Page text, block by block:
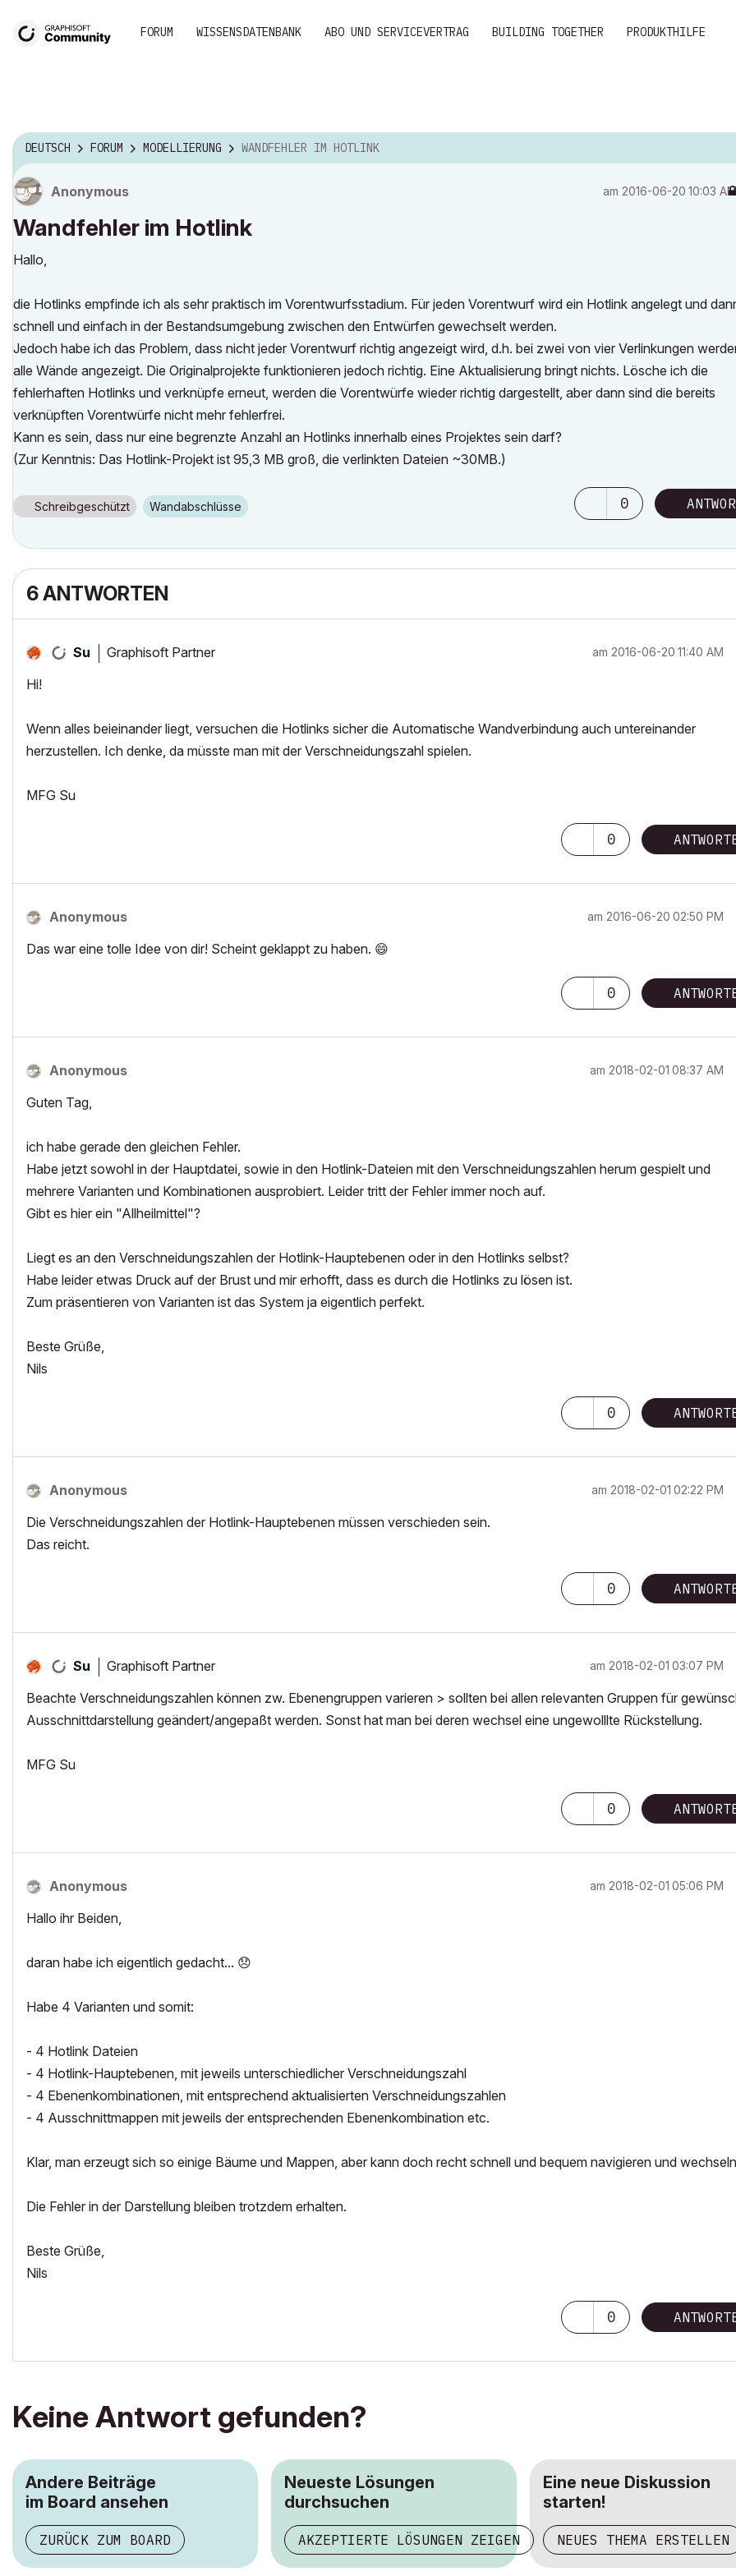
FORUM WISSENSDATENBANK ABO UND SERVICEVERTRAG BUILDING TOGETHER PRODUKTHILFE
DEUTSCH FORUM MODELLIERUNG WANDFEHLER IM HOTLINK
Anonymous am ‎2016-06-20 10:03 AM
Wandfehler im Hotlink
Hallo,
die Hotlinks empfinde ich als sehr praktisch im Vorentwurfsstadium. Für jeden Vorentwurf wird ein Hotlink angelegt und
schnell und einfach in der Bestandsumgebung zwischen den Entwürfen gewechselt werden.
Jedoch habe ich das Problem, dass nicht jeder Vorentwurf richtig angezeigt wird, d.h. bei zwei von vier Verlinkungen
alle Wände angezeigt. Die Originalprojekte funktionieren jedoch richtig. Eine Aktualisierung bringt nichts. Lösche ich die
fehlerhaften Hotlinks und verknüpfe erneut, werden die Vorentwürfe wieder richtig dargestellt, aber dann sind die bereits
verknüpften Vorentwürfe nicht mehr fehlerfrei.
Kann es sein, dass nur eine begrenzte Anzahl an Hotlinks innerhalb eines Projektes sein darf?
(Zur Kenntnis: Das Hotlink-Projekt ist 95,3 MB groß, die verlinkten Dateien ~30MB.)
Schreibgeschützt Wandabschlüsse 0
6 ANTWORTEN
Su Graphisoft Partner am ‎2016-06-20 11:40 AM
Hi!
Wenn alles beieinander liegt, versuchen die Hotlinks sicher die Automatische Wandverbindung auch untereinander
herzustellen. Ich denke, da müsste man mit der Verschneidungszahl spielen.
MFG Su
0
Anonymous am ‎2016-06-20 02:50 PM
Das war eine tolle Idee von dir! Scheint geklappt zu haben. 😄
0
Anonymous am ‎2018-02-01 08:37 AM
Guten Tag,
ich habe gerade den gleichen Fehler.
Habe jetzt sowohl in der Hauptdatei, sowie in den Hotlink-Dateien mit den Verschneidungszahlen herum gespielt und
mehrere Varianten und Kombinationen ausprobiert. Leider tritt der Fehler immer noch auf.
Gibt es hier ein "Allheilmittel"?
Liegt es an den Verschneidungszahlen der Hotlink-Hauptebenen oder in den Hotlinks selbst?
Habe leider etwas Druck auf der Brust und mir erhofft, dass es durch die Hotlinks zu lösen ist.
Zum präsentieren von Varianten ist das System ja eigentlich perfekt.
Beste Grüße,
Nils
0
Anonymous am ‎2018-02-01 02:22 PM
Die Verschneidungszahlen der Hotlink-Hauptebenen müssen verschieden sein.
Das reicht.
0
Su Graphisoft Partner am ‎2018-02-01 03:07 PM
Beachte Verschneidungszahlen können zw. Ebenengruppen varieren > sollten bei allen relevanten Gruppen für
Ausschnittdarstellung geändert/angepaßt werden. Sonst hat man bei deren wechsel eine ungewolllte Rückstellung.
MFG Su
0
Anonymous am ‎2018-02-01 05:06 PM
Hallo ihr Beiden,
daran habe ich eigentlich gedacht... 😞
Habe 4 Varianten und somit:
- 4 Hotlink Dateien
- 4 Hotlink-Hauptebenen, mit jeweils unterschiedlicher Verschneidungszahl
- 4 Ebenenkombinationen, mit entsprechend aktualisierten Verschneidungszahlen
- 4 Ausschnittmappen mit jeweils der entsprechenden Ebenenkombination etc.
Klar, man erzeugt sich so einige Bäume und Mappen, aber kann doch recht schnell und bequem navigieren und
Die Fehler in der Darstellung bleiben trotzdem erhalten.
Beste Grüße,
Nils
0
Keine Antwort gefunden?
Andere Beiträge
im Board ansehen
ZURÜCK ZUM BOARD
Neueste Lösungen
durchsuchen
AKZEPTIERTE LÖSUNGEN ZEIGEN
Eine neue Diskussion
starten!
NEUES THEMA ERSTELLEN